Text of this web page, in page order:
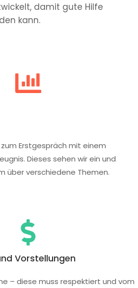
damit gute Hilfe
kann.
Erstgespräch mit einem
Dieses sehen wir ein und
über verschiedene Themen.
Vorstellungen
– diese muss respektiert und vom